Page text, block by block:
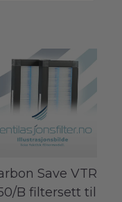
Save VTR
B filtersett til